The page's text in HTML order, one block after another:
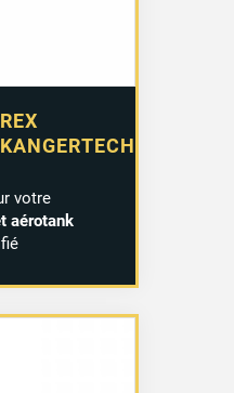
votre
aérotank